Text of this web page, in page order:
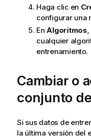
Haga clic en
configurar una
EnAlgoritmos
cualquier
entrenamiento.
Cambiar o
conjunto
Si sus datos de
la última versión del